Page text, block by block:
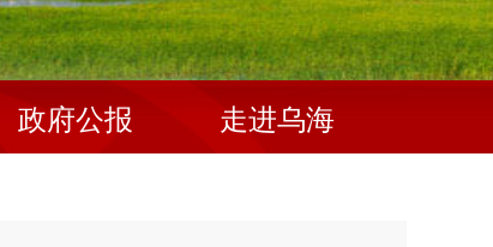
政府公报 走进乌海